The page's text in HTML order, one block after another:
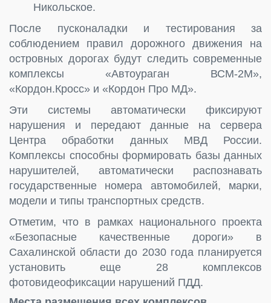
Никольское.
После пусконаладки и тестирования за
соблюдением правил дорожного движения на
островных дорогах будут следить современные
комплексы «Автоураган ВСМ-2М»,
«Кордон.Кросс» и «Кордон Про МД».
Эти системы автоматически фиксируют
нарушения и передают данные на сервера
Центра обработки данных МВД России.
Комплексы способны формировать базы данных
нарушителей, автоматически распознавать
государственные номера автомобилей, марки,
модели и типы транспортных средств.
Отметим, что в рамках национального проекта
«Безопасные качественные дороги» в
Сахалинской области до 2030 года планируется
установить еще 28 комплексов
фотовидеофиксации нарушений ПДД.